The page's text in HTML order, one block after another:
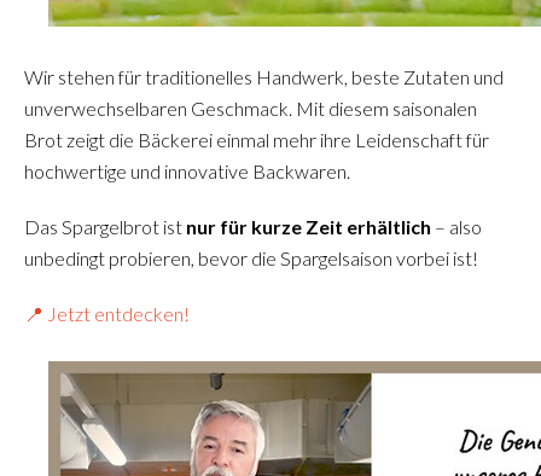
Wir stehen für traditionelles Handwerk, beste Zutaten und
unverwechselbaren Geschmack. Mit diesem saisonalen
Brot zeigt die Bäckerei einmal mehr ihre Leidenschaft für
hochwertige und innovative Backwaren.
Das Spargelbrot ist nur für kurze Zeit erhältlich – also
unbedingt probieren, bevor die Spargelsaison vorbei ist!
📍 Jetzt entdecken!